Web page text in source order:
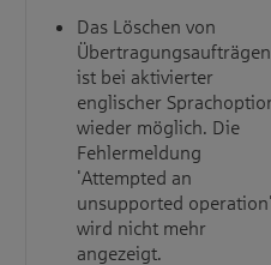
Das Löschen von
Übertragungsaufträgen
ist bei aktivierter
englischer
wieder möglich. Die
Fehlermeldung
'Attempted an
unsupported
wird nicht mehr
angezeigt.